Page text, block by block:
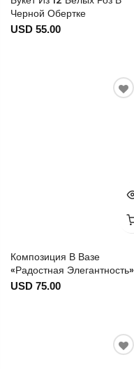
Черной Обертке
USD 55.00
Композиция В Вазе
«Радостная Элегантность»
USD 75.00